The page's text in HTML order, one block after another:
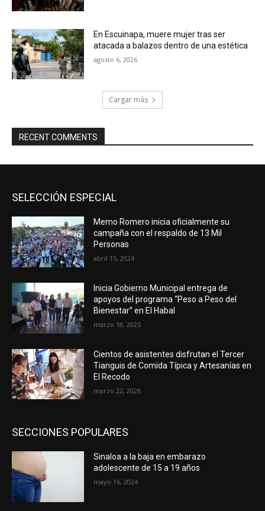
En Escuinapa, muere mujer tras ser
atacada a balazos dentro de una estética
agosto 6, 2026
Cargar más
RECENT COMMENTS
SELECCIÓN ESPECIAL
Memo Romero inicia oficialmente su
campaña con el respaldo de 13 Mil
Personas
abril 15, 2024
Inicia Gobierno Municipal entrega de
apoyos del programa “Peso a Peso del
Bienestar” en El Habal
marzo 18, 2025
Cientos de asistentes disfrutan el Tercer
Tianguis de Comida Típica y Artesanías en
El Recodo
marzo 22, 2026
SECCIONES POPULARES
Sinaloa a la baja en embarazo
adolescente de 15 a 19 años
mayo 16, 2024